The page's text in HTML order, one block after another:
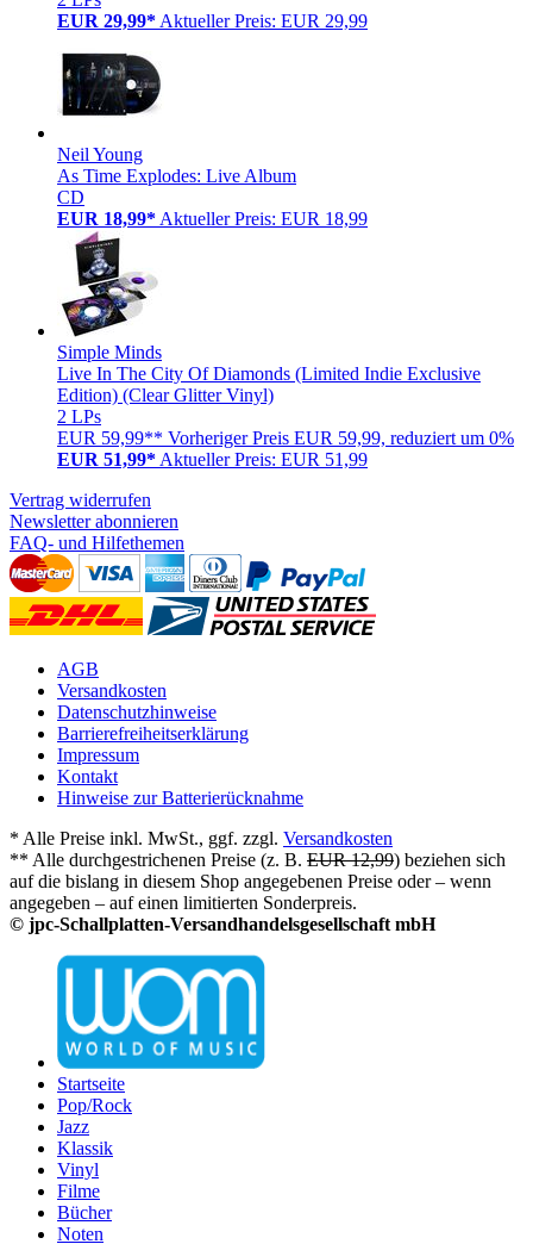
EUR 29,99* Aktueller Preis: EUR 29,99
Neil Young
As Time Explodes: Live Album
CD
EUR 18,99* Aktueller Preis: EUR 18,99
Simple Minds
Live In The City Of Diamonds (Limited Indie Exclusive
Edition) (Clear Glitter Vinyl)
2 LPs
EUR 59,99** Vorheriger Preis EUR 59,99, reduziert um 0%
EUR 51,99* Aktueller Preis: EUR 51,99
Vertrag widerrufen
Newsletter abonnieren
FAQ- und Hilfethemen
AGB
Versandkosten
Datenschutzhinweise
Barrierefreiheitserklärung
Impressum
Kontakt
Hinweise zur Batterierücknahme
* Alle Preise inkl. MwSt., ggf. zzgl. Versandkosten
** Alle durchgestrichenen Preise (z. B. EUR 12,99) beziehen sich
auf die bislang in diesem Shop angegebenen Preise oder – wenn
angegeben – auf einen limitierten Sonderpreis.
© jpc-Schallplatten-Versandhandelsgesellschaft mbH
Startseite
Pop/Rock
Jazz
Klassik
Vinyl
Filme
Bücher
Noten